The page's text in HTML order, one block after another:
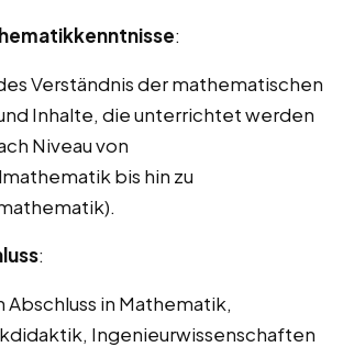
:
Verständnis der mathematischen
Inhalte, die unterrichtet werden
Niveau von
bis hin zu
:
Abschluss in Mathematik,
Ingenieurwissenschaften